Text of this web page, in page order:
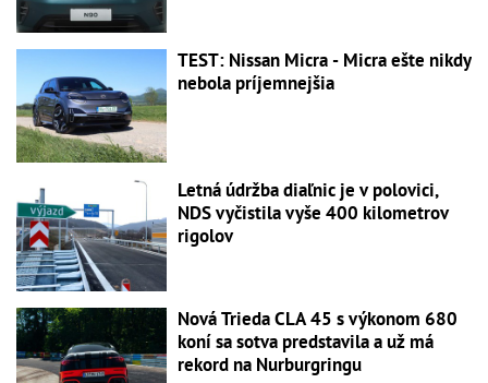
TEST: Nissan Micra - Micra ešte nikdy
nebola príjemnejšia
Letná údržba diaľnic je v polovici,
NDS vyčistila vyše 400 kilometrov
rigolov
Nová Trieda CLA 45 s výkonom 680
koní sa sotva predstavila a už má
rekord na Nurburgringu